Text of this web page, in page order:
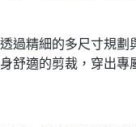
過精細的多尺寸規劃
舒適的剪裁，穿出專